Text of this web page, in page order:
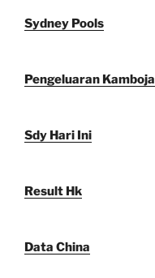
Sydney Pools
Pengeluaran Kamboja
Sdy Hari Ini
Result Hk
Data China